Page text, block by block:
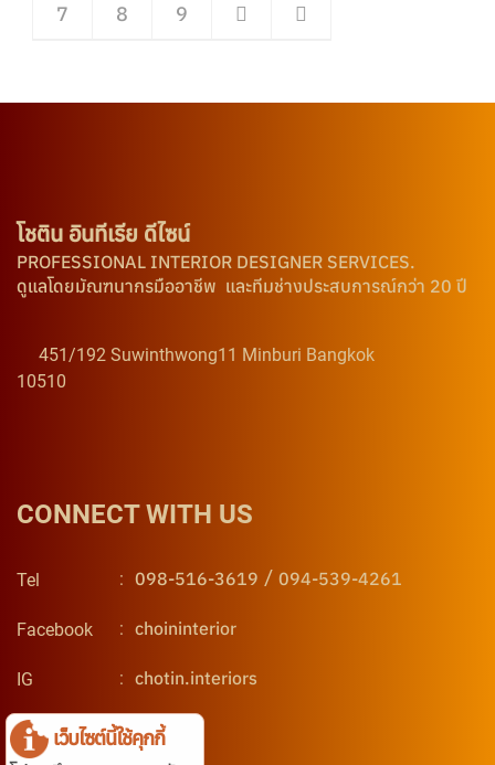
7 8 9
โชติน อินทีเรีย ดีไซน์
PROFESSIONAL INTERIOR DESIGNER SERVICES.
ดูแลโดยมัณฑนากรมืออาชีพ และทีมช่างประสบการณ์กว่า 20 ปี
451/192 Suwinthwong11 Minburi Bangkok
10510
CONNECT WITH US
Tel : 098-516-3619 / 094-539-4261
Facebook : choininterior
IG : chotin.interiors
Line : @Chotin
เว็บไซต์นี้ใช้คุกกี้